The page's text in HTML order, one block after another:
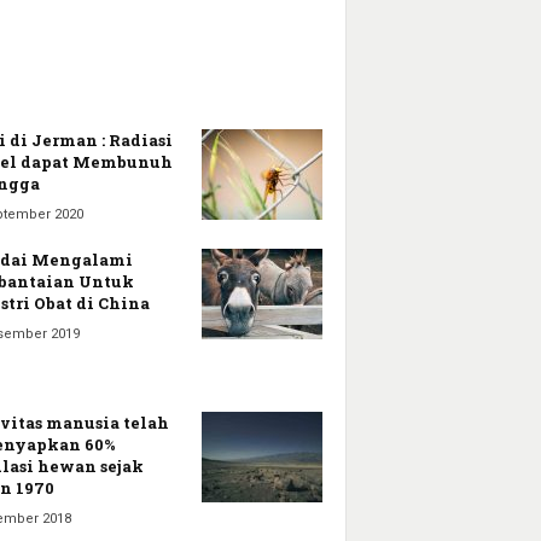
di Jerman : Radiasi
dapat Membunuh
2020
Mengalami
Untuk
Obat di China
2019
manusia telah
60%
hewan sejak
1970
2018